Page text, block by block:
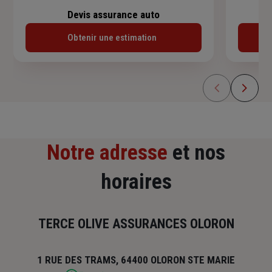
Devis assurance auto
Obtenir une estimation
Notre adresse et nos
horaires
TERCE OLIVE ASSURANCES OLORON
1 RUE DES TRAMS, 64400 OLORON STE MARIE